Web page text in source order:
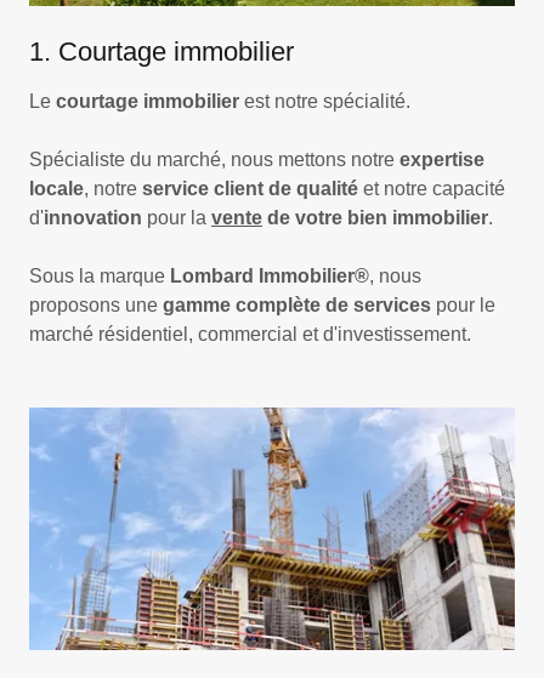
1. Courtage immobilier
Le courtage immobilier est notre spécialité.
Spécialiste du marché, nous mettons notre expertise
locale, notre service client de qualité et notre capacité
d'innovation pour la vente de votre bien immobilier.
Sous la marque Lombard Immobilier®, nous
proposons une gamme complète de services pour le
marché résidentiel, commercial et d'investissement.